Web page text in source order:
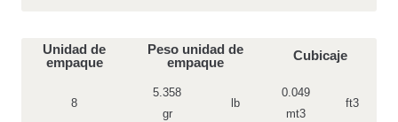
Unidad de
empaque
Peso unidad de
empaque
Cubicaje
8
5.358
gr
lb
0.049
mt3
ft3